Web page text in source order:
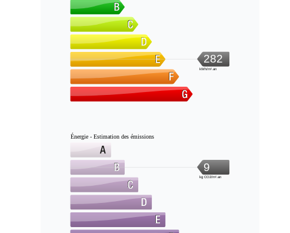
282
kWh/m².an
Énergie - Estimation des émissions
9
kg CO2/m².an